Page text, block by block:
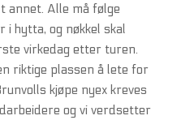
annet. Alle må følge
i hytta, og nøkkel skal
virkedag etter turen.
riktige plassen å lete for
kjøpe nyex kreves
og vi verdsetter